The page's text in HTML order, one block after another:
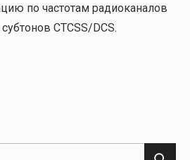
по часто­там радио­ка­на­лов
CTCSS/DCS.